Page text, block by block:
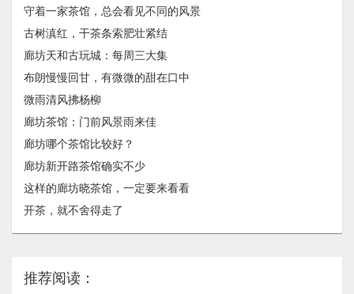
守着一家茶馆，总会看见不同的风景
古树滇红，干茶条索肥壮紧结
廊坊天和古玩城：每周三大集
布朗慢慢回甘，有微微的甜在口中
微雨清风拂杨柳
廊坊茶馆：门前风景雨来佳
廊坊哪个茶馆比较好？
廊坊新开路茶馆确实不少
这样的廊坊晓茶馆，一定要来看看
开茶，就不舍得走了
推荐阅读：